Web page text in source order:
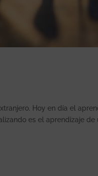
Hoy en día el
es el aprendizaje de